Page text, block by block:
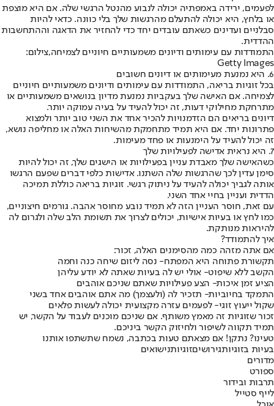
לפעמים, ירידה באמפתיה יכולה לנבוע מהנטל הרגשי שלה. אם היא מוצפת
או בלחץ, היא יכולה להתעלם מהרגשות שלך בלי כוונה. כדאי להיות
סבלניים ועדינים כשאתם עובדים יחד כדי להחזיר את הדאגה וההתחשבות
ההדדית.
התמודדות עם עימותים ודיונים משמעותיים חיוניים לצמיחה,צילום:
Getty Images
6. היא נמנעת מעימותים או דיונים חשובים
בכל זוגיות בריאה, התמודדות עם עימותים ודיונים משמעותיים חיוניים
לצמיחה. אם האישה שלך בעקביות נמנעת מדיון בנושאים משמעותיים או
מתרחקת מחילוקי דעות, זה יכול להעיד על בעיה עמוקה יותר.
דיונים בריאים הם הזדמנויות להכיר אחד את השני טוב יותר ולמצוא
פתרונות יחד. אם היא תמיד מתחמקת מהשיחות האלה או מחליפה נושא,
זה יכול להעיד על הימנעות או פחד מעימות.
7. היא נראית אדישה לפעילויות שלך
כשהאישה שלך מאבדת עניין בפעילויות או הישגים שלך, זה יכול להיות
סימן עדין לכך שהרגשות שלה השתנו. אדישות כלפי דברים שפעם הרגשו
אותה לגביך יכולה להעיד על ניתוק רגשי. זוגיות בריאה כוללת תמיכה
הדדית ועניין בחיי אחד השני.
עם זאת, חוסר העניין הזה לא תמיד נובע מחוסר אהבה. גורמים חיצוניים,
כמו לחץ או בעיות אישיות, יכולים לצרוך את תשומת הלב שלה ולגרום לה
להיראות מנותקת.
איך להתמודד?
אם אתה מזהה כמה מהסימנים האלה, זכור:
תקשורת פתוחה היא המפתח- נסה ליזום שיחה כנה וחמה
הקשב ללא שיפוט- אולי יש לה בעיות שאתה לא יודע עליהן
הציע זמן איכות- הצע פעילויות שאתם שניכם אוהבים
התמקד בחיוביות- תזכיר לה (ולעצמך) מה אתם אוהבים אחד בשני
שקול ייעוץ זוגי- לפעמים עזרה מקצועית יכולה לעשות פלאים
זכור שזוגיות זה מאמץ משותף. אם שניכם מוכנים לעבוד על הקשר, יש
תמיד תקווה לשיפור ולחיזוק הקשר ביניכם.
טעינו? נתקן! אם מצאתם טעות בכתבה, נשמח שתשתפו אותנו
בעיות בזוגיותגירושיםזוגיותנישואים
מדורים
ספורט
תרבות ובידור
לייף סטייל